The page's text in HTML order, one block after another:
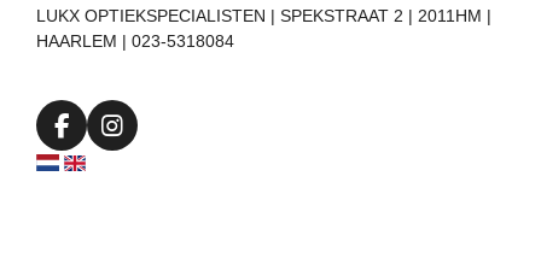
LUKX OPTIEKSPECIALISTEN | SPEKSTRAAT 2 | 2011HM |
HAARLEM | 023-5318084
F
a
I